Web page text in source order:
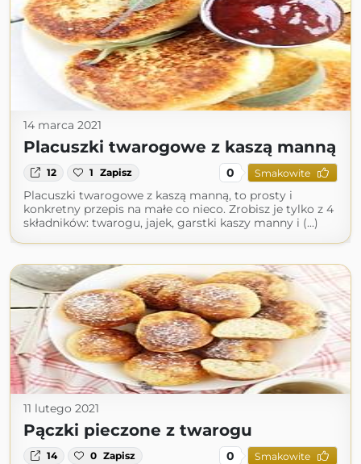
14 marca 2021
Placuszki twarogowe z kaszą manną
12 1 Zapisz 0 Smakowite
Placuszki twarogowe z kaszą manną, to prosty i
konkretny przepis na małe co nieco. Zrobisz je tylko z 4
składników: twarogu, jajek, garstki kaszy manny i (...)
11 lutego 2021
Pączki pieczone z twarogu
14 0 Zapisz 0 Smakowite